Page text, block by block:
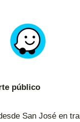
público
San José en